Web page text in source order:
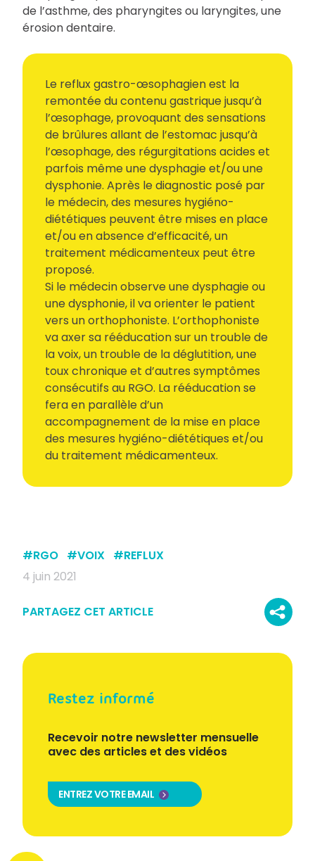
Restez informé
Recevoir notre newsletter mensuelle
avec des articles et des vidéos
ENTREZ VOTRE EMAIL
de l’asthme, des pharyngites ou laryngites, une
érosion dentaire.
Le reflux gastro-œsophagien est la
remontée du contenu gastrique jusqu’à
l’œsophage, provoquant des sensations
de brûlures allant de l’estomac jusqu’à
l’œsophage, des régurgitations acides et
parfois même une dysphagie et/ou une
dysphonie. Après le diagnostic posé par
le médecin, des mesures hygiéno-
diététiques peuvent être mises en place
et/ou en absence d’efficacité, un
traitement médicamenteux peut être
proposé.
Si le médecin observe une dysphagie ou
une dysphonie, il va orienter le patient
vers un orthophoniste. L’orthophoniste
va axer sa rééducation sur un trouble de
la voix, un trouble de la déglutition, une
toux chronique et d’autres symptômes
consécutifs au RGO. La rééducation se
fera en parallèle d’un
accompagnement de la mise en place
des mesures hygiéno-diététiques et/ou
du traitement médicamenteux.
#RGO #VOIX #REFLUX
4 juin 2021
PARTAGEZ CET ARTICLE